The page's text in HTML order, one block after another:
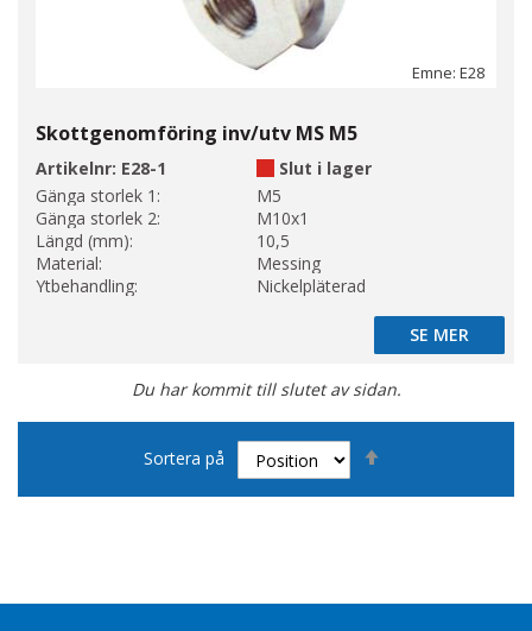
Emne: E28
Skottgenomföring inv/utv MS M5
Artikelnr: E28-1
Slut i lager
Gänga storlek 1:
M5
Gänga storlek 2:
M10x1
Längd (mm):
10,5
Material:
Messing
Ytbehandling:
Nickelpläterad
SE MER
SE MER
Du har kommit till slutet av sidan.
Sortera på